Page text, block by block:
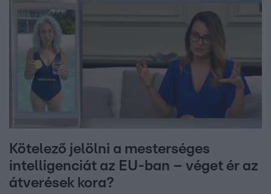
Kötelező jelölni a mesterséges
intelligenciát az EU-ban – véget ér az
átverések kora?